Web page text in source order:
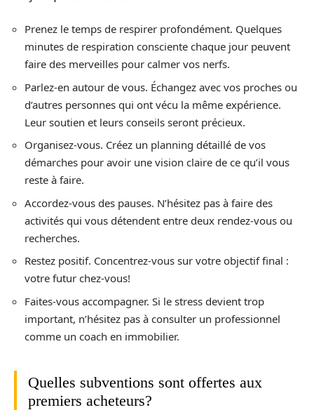
Prenez le temps de respirer profondément. Quelques
minutes de respiration consciente chaque jour peuvent
faire des merveilles pour calmer vos nerfs.
Parlez-en autour de vous. Échangez avec vos proches ou
d’autres personnes qui ont vécu la même expérience.
Leur soutien et leurs conseils seront précieux.
Organisez-vous. Créez un planning détaillé de vos
démarches pour avoir une vision claire de ce qu’il vous
reste à faire.
Accordez-vous des pauses. N’hésitez pas à faire des
activités qui vous détendent entre deux rendez-vous ou
recherches.
Restez positif. Concentrez-vous sur votre objectif final :
votre futur chez-vous!
Faites-vous accompagner. Si le stress devient trop
important, n’hésitez pas à consulter un professionnel
comme un coach en immobilier.
Quelles subventions sont offertes aux
premiers acheteurs?